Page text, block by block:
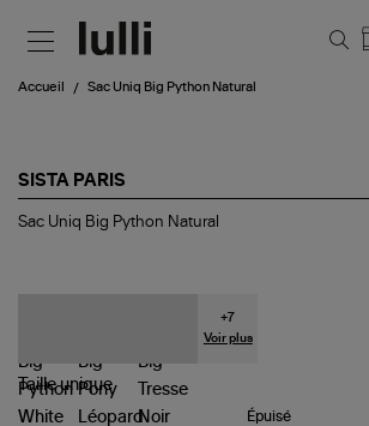
Accueil Sac Uniq Big Python Natural
SISTA PARIS
Sac
Sac Uniq Big Python Natural
+7
Voir plus
Tailleunique
Épuisé